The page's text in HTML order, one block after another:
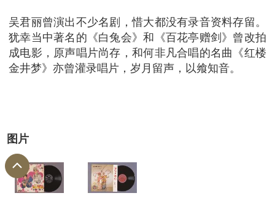
吴君丽曾演出不少名剧，惜大都没有录音资料存留。
犹幸当中著名的《白兔会》和《百花亭赠剑》曾改拍
成电影，原声唱片尚存，和何非凡合唱的名曲《红楼
金井梦》亦曾灌录唱片，岁月留声，以飨知音。
图片